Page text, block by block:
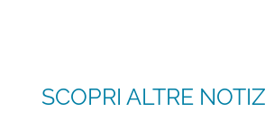
SCOPRI ALTRE